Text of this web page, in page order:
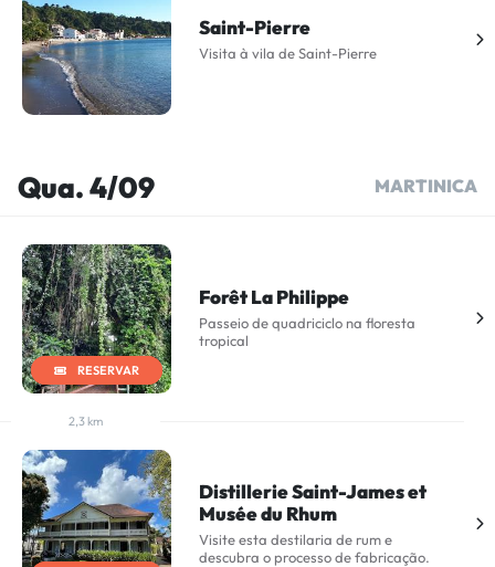
Saint-Pierre
Visita à vila de Saint-Pierre
Qua. 4/09 MARTINICA
RESERVAR
Forêt La Philippe
Passeio de quadriciclo na floresta
tropical
2,3 km
Distillerie Saint-James et
Musée du Rhum
Visite esta destilaria de rum e
descubra o processo de fabricação.